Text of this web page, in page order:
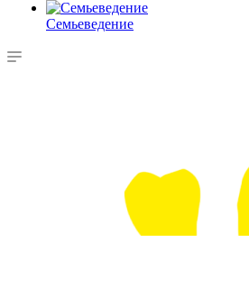
Семьеведение